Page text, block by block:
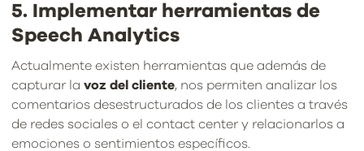
5. Implementar herramientas de
Speech Analytics
Actualmente existen herramientas que además de
capturar la voz del cliente, nos permiten analizar los
comentarios desestructurados de los clientes a través
de redes sociales o el contact center y relacionarlos a
emociones o sentimientos específicos.